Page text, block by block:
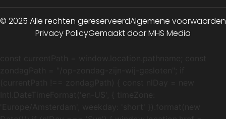
© 2025 Alle rechten gereserveerdAlgemene voorwaarden
Privacy PolicyGemaakt door MHS Media